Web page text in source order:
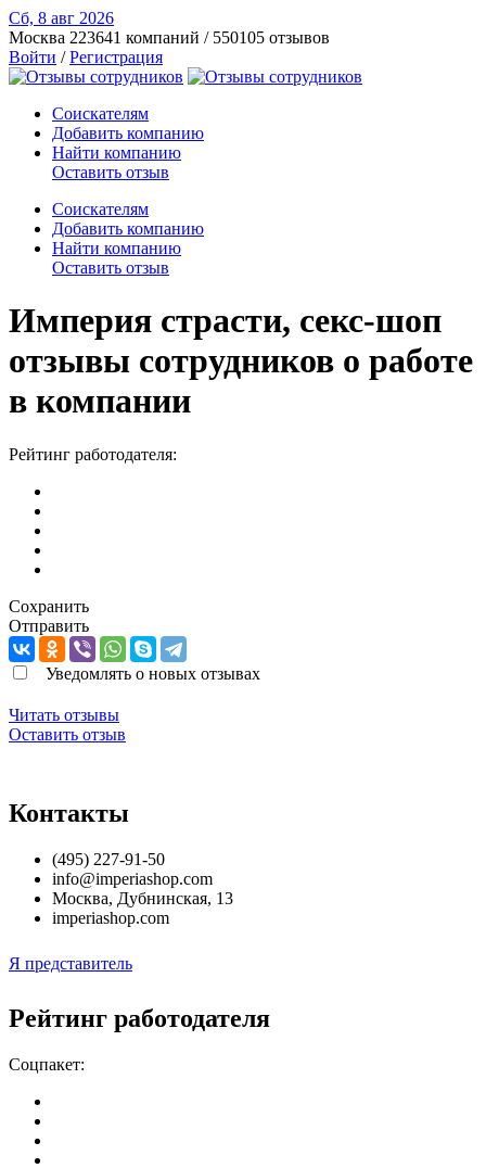
Сб, 8 авг 2026
Москва 223641 компаний / 550105 отзывов
Войти /Регистрация
Соискателям
Добавить компанию
Найти компанию
Оставить отзыв
Соискателям
Добавить компанию
Найти компанию
Оставить отзыв
Империя страсти, секс-шоп
отзывы сотрудников о работе
в компании
Рейтинг работодателя:
Сохранить
Отправить
Уведомлять о новых отзывах
Читать отзывы
Оставить отзыв
Контакты
(495) 227-91-50
info@imperiashop.com
Москва, Дубнинская, 13
imperiashop.com
Я представитель
Рейтинг работодателя
Соцпакет: